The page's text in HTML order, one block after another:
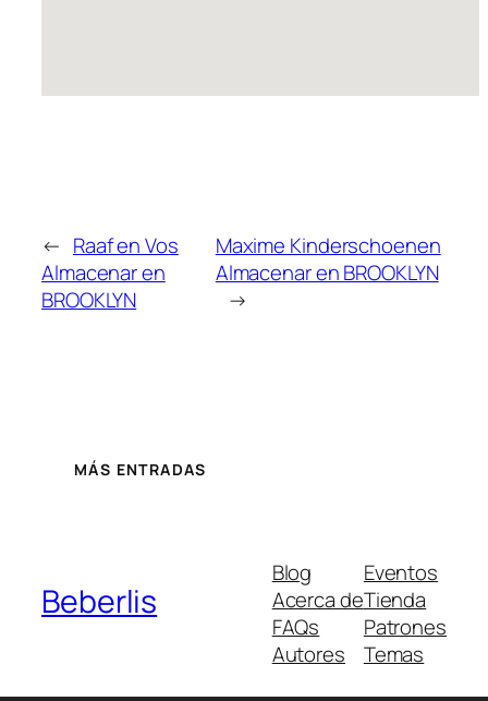
← Raaf en Vos
Almacenar en
BROOKLYN
Maxime Kinderschoenen
Almacenar en BROOKLYN
→
MÁS ENTRADAS
Beberlis
Blog
Acerca de
FAQs
Autores
Eventos
Tienda
Patrones
Temas